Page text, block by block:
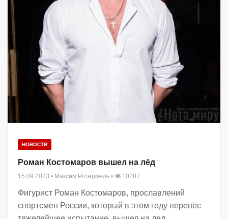
НОВОСТИ
Роман Костомаров вышел на лёд
15.09.2023 • Максим Ротермель • 👁 10287
Фигурист Роман Костомаров, прославлений
спортсмен России, который в этом году перенёс